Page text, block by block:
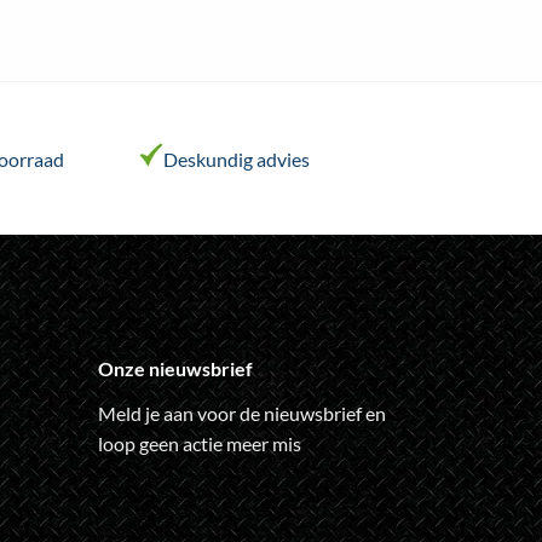
Deskundig advies
Onze nieuwsbrief
Meld je aan voor de nieuwsbrief en
loop geen actie meer mis